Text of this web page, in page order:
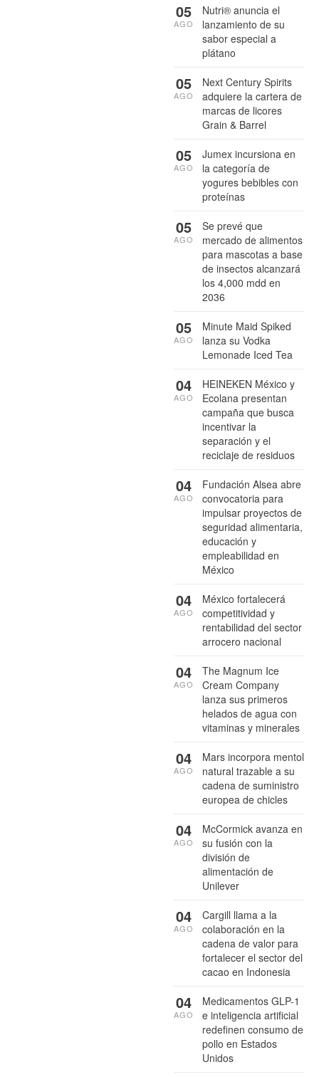
Nutri® anuncia el
lanzamiento de su
sabor especial a
plátano
05
AGO
Next Century Spirits
adquiere la cartera de
marcas de licores
Grain & Barrel
05
AGO
Jumex incursiona en
la categoría de
yogures bebibles con
proteínas
05
AGO
Se prevé que
mercado de alimentos
para mascotas a base
de insectos alcanzará
los 4,000 mdd en
2036
05
AGO
Minute Maid Spiked
lanza su Vodka
Lemonade Iced Tea
05
AGO
HEINEKEN México y
Ecolana presentan
campaña que busca
incentivar la
separación y el
reciclaje de residuos
04
AGO
Fundación Alsea abre
convocatoria para
impulsar proyectos de
seguridad alimentaria,
educación y
empleabilidad en
México
04
AGO
México fortalecerá
competitividad y
rentabilidad del sector
arrocero nacional
04
AGO
The Magnum Ice
Cream Company
lanza sus primeros
helados de agua con
vitaminas y minerales
04
AGO
Mars incorpora mentol
natural trazable a su
cadena de suministro
europea de chicles
04
AGO
McCormick avanza en
su fusión con la
división de
alimentación de
Unilever
04
AGO
Cargill llama a la
colaboración en la
cadena de valor para
fortalecer el sector del
cacao en Indonesia
04
AGO
Medicamentos GLP-1
e inteligencia artificial
redefinen consumo de
pollo en Estados
Unidos
04
AGO